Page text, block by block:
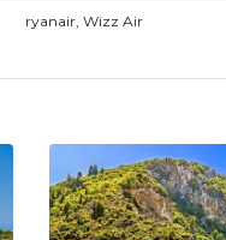
ryanair, Wizz Air